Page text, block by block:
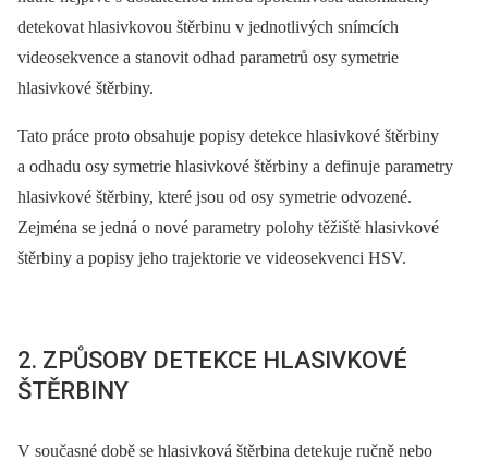
detekovat hlasivkovou štěrbinu v jednotlivých snímcích
videosekvence a stanovit odhad parametrů osy symetrie
hlasivkové štěrbiny.
Tato práce proto obsahuje popisy detekce hlasivkové štěrbiny
a odhadu osy symetrie hlasivkové štěrbiny a definuje paramet­ry
hlasivkové štěrbiny, které jsou od osy symetrie odvozené.
Zejména se jedná o nové parametry polohy těžiště hlasivkové
štěrbiny a popisy jeho trajektorie ve videosekvenci HSV.
2. ZPŮSOBY DETEKCE HLASIVKOVÉ
ŠTĚRBINY
V současné době se hlasivková štěrbina detekuje ručně nebo